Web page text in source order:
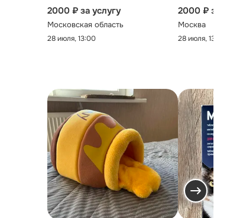
2000 ₽ за услугу
Московская область
28 июля, 13:00
2000 ₽ за
Москва
28 июля, 13:00